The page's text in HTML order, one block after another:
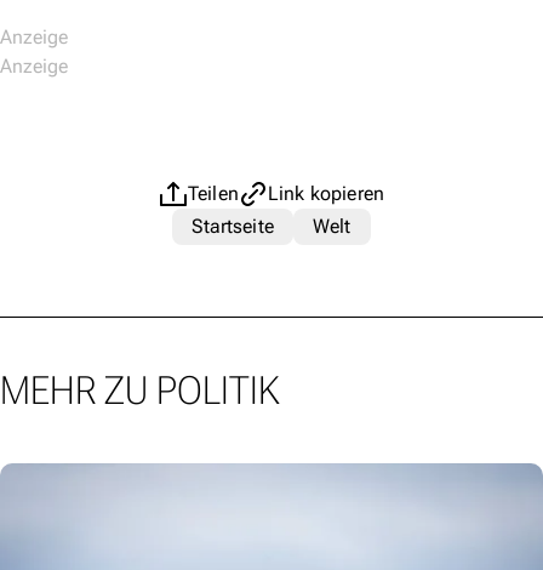
Teilen
Link kopieren
Startseite
Welt
MEHR ZU POLITIK